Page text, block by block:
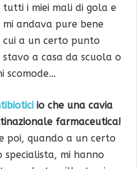
i miei mali di gola e
andava pure bene
a un certo punto
a casa da scuola o
scomode…
io che una cavia
farmaceutica!
poi, quando a un certo
mi hanno